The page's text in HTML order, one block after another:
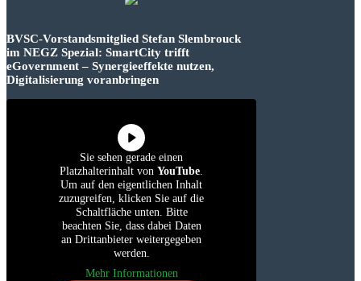
BVSC-Vorstandsmitglied Stefan Slembrouck
im NEGZ Spezial: SmartCity trifft
eGovernment – Synergieeffekte nutzen,
Digitalisierung voranbringen
Sie sehen gerade einen
Platzhalterinhalt von YouTube.
Um auf den eigentlichen Inhalt
zuzugreifen, klicken Sie auf die
Schaltfläche unten. Bitte
beachten Sie, dass dabei Daten
an Drittanbieter weitergegeben
werden.
Mehr Informationen